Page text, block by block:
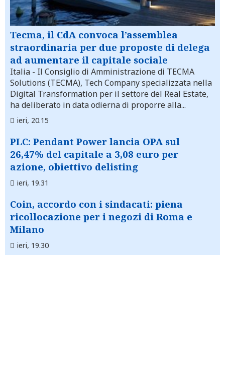
Tecma, il CdA convoca l’assemblea
straordinaria per due proposte di delega
ad aumentare il capitale sociale
Italia - Il Consiglio di Amministrazione di TECMA
Solutions (TECMA), Tech Company specializzata nella
Digital Transformation per il settore del Real Estate,
ha deliberato in data odierna di proporre alla...
ieri, 20.15
PLC: Pendant Power lancia OPA sul
26,47% del capitale a 3,08 euro per
azione, obiettivo delisting
ieri, 19.31
Coin, accordo con i sindacati: piena
ricollocazione per i negozi di Roma e
Milano
ieri, 19.30